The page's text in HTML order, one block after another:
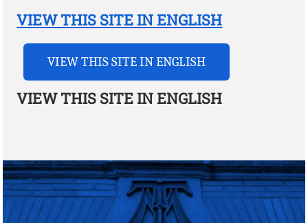
VIEW THIS SITE IN ENGLISH
VIEW THIS SITE IN ENGLISH
VIEW THIS SITE IN ENGLISH